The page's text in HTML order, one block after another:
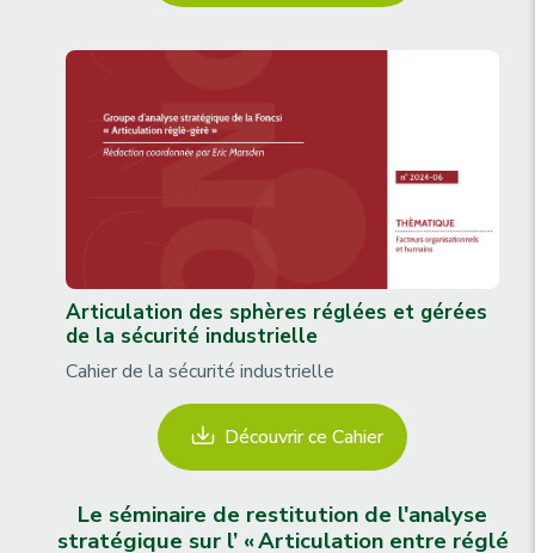
Articulation des sphères réglées et gérées
de la sécurité industrielle
Cahier de la sécurité industrielle
Découvrir ce Cahier
Le séminaire de restitution de l'analyse
stratégique sur l’ « Articulation entre réglé